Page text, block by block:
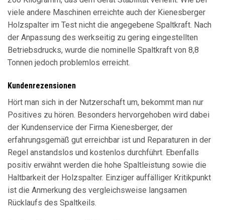
viele andere Maschinen erreichte auch der Kienesberger
Holzspalter im Test nicht die angegebene Spaltkraft. Nach
der Anpassung des werkseitig zu gering eingestellten
Betriebsdrucks, wurde die nominelle Spaltkraft von 8,8
Tonnen jedoch problemlos erreicht.
Kundenrezensionen
Hört man sich in der Nutzerschaft um, bekommt man nur
Positives zu hören. Besonders hervorgehoben wird dabei
der Kundenservice der Firma Kienesberger, der
erfahrungsgemäß gut erreichbar ist und Reparaturen in der
Regel anstandslos und kostenlos durchführt. Ebenfalls
positiv erwähnt werden die hohe Spaltleistung sowie die
Haltbarkeit der Holzspalter. Einziger auffälliger Kritikpunkt
ist die Anmerkung des vergleichsweise langsamen
Rücklaufs des Spaltkeils.